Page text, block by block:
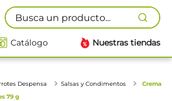
Busca un producto...
Catálogo Nuestras tiendas
Despensa Salsas y Condimentos
Crema
79 g